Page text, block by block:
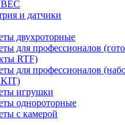
и датчики
двухроторные
для профессионалов
RTF)
для профессионалов
KIT)
игрушки
однороторные
с камерой